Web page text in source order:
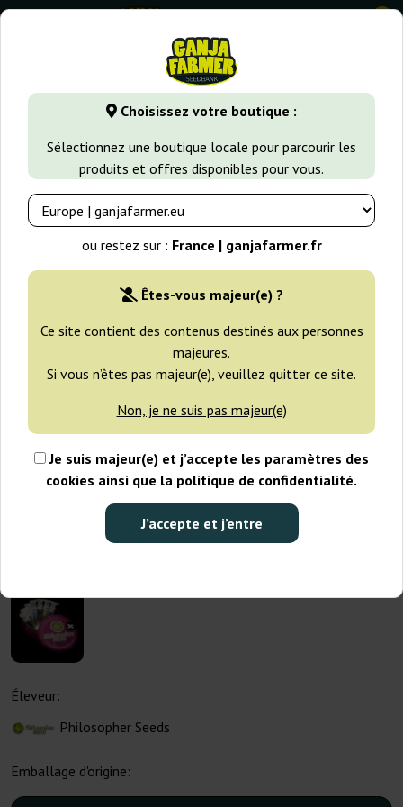
Choisissez votre boutique :
Sélectionnez une boutique locale pour parcourir les
produits et offres disponibles pour vous.
ou restez sur : France | ganjafarmer.fr
Êtes-vous majeur(e) ?
Ce site contient des contenus destinés aux personnes
majeures.
Si vous n’êtes pas majeur(e), veuillez quitter ce site.
Non, je ne suis pas majeur(e)
Je suis majeur(e) et j’accepte les paramètres des
cookies ainsi que la politique de confidentialité.
J’accepte et j’entre
0
GanjaFarmer.fr Types de Graines Graines de Cannabis
Éleveur:
Philosopher Seeds
Emballage d'origine: